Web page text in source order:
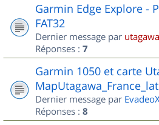
Garmin Edge Explore -
FAT32
Dernier message par utagawa
Réponses : 7
Garmin 1050 et carte
Dernier message par
Réponses : 8